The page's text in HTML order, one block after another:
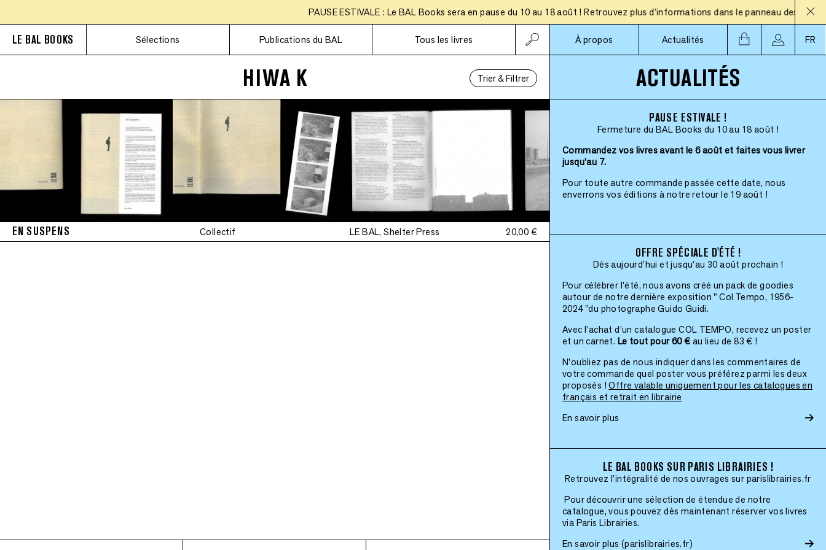
PAUSE ESTIVALE : Le BAL Books sera en pause du 10 au 18 août ! Retrouvez plus d'informations dans le panneau des
LE BAL BOOKS Sélections Publications du BAL Tous les livres
Abonnements
À propos
Actualités FR
HIWA K Trier & Filtrer
EN SUSPENS Collectif LE BAL, Shelter Press 20,00 €
ACTUALITÉS
PAUSE ESTIVALE !
Fermeture du BAL Books du 10 au 18 août !
Commandez vos livres avant le 6 août et faites vous livrer
jusqu'au 7.
Pour toute autre commande passée cette date, nous
enverrons vos éditions à notre retour le 19 août !
OFFRE SPÉCIALE D'ÉTÉ !
Dès aujourd'hui et jusqu'au 30 août prochain !
Pour célébrer l’été, nous avons créé un pack de goodies
autour de notre dernière exposition " Col Tempo, 1956-
2024 "du photographe Guido Guidi.
Avec l’achat d’un catalogue COL TEMPO, recevez un poster
et un carnet. Le tout pour 60 € au lieu de 83 € !
N’oubliez pas de nous indiquer dans les commentaires de
votre commande quel poster vous préférez parmi les deux
proposés !Offre valable uniquement pour les catalogues en
français et retrait en librairie
En savoir plus
LE BAL BOOKS SUR PARIS LIBRAIRIES !
Retrouvez l'intégralité de nos ouvrages sur parislibrairies.fr
Pour découvrir une sélection de étendue de notre
catalogue, vous pouvez dès maintenant réserver vos livres
via Paris Librairies.
En savoir plus (parislibrairies.fr)